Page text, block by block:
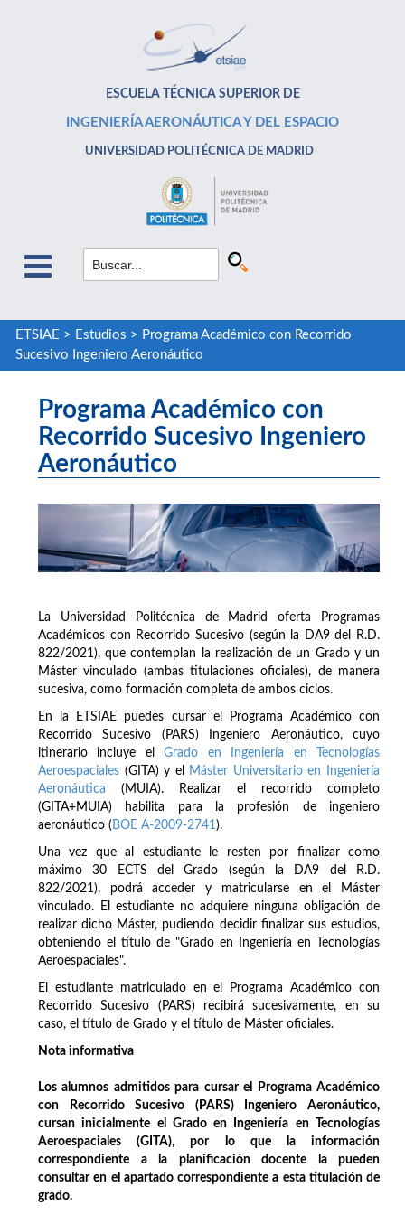
ESCUELA TÉCNICA SUPERIOR DE
INGENIERÍA AERONÁUTICA Y DEL ESPACIO
UNIVERSIDAD POLITÉCNICA DE MADRID
ETSIAE > Estudios > Programa Académico con Recorrido
Sucesivo Ingeniero Aeronáutico
Programa Académico con
Recorrido Sucesivo Ingeniero
Aeronáutico
La Universidad Politécnica de Madrid oferta Programas
Académicos con Recorrido Sucesivo (según la DA9 del R.D.
822/2021), que contemplan la realización de un Grado y un
Máster vinculado (ambas titulaciones oficiales), de manera
sucesiva, como formación completa de ambos ciclos.
En la ETSIAE puedes cursar el Programa Académico con
Recorrido Sucesivo (PARS) Ingeniero Aeronáutico, cuyo
itinerario incluye elGrado en Ingeniería en Tecnologías
Aeroespaciales (GITA) y el
Máster Universitario en Ingeniería
Aeronáutica (MUIA). Realizar el recorrido completo
(GITA+MUIA) habilita para la profesión de ingeniero
aeronáutico ( BOE A-2009-2741).
Una vez que al estudiante le resten por finalizar como
máximo 30 ECTS del Grado (según la DA9 del R.D.
822/2021), podrá acceder y matricularse en el Máster
vinculado. El estudiante no adquiere ninguna obligación de
realizar dicho Máster, pudiendo decidir finalizar sus estudios,
obteniendo el título de "Grado en Ingeniería en Tecnologías
Aeroespaciales".
El estudiante matriculado en el Programa Académico con
Recorrido Sucesivo (PARS) recibirá sucesivamente, en su
caso, el título de Grado y el título de Máster oficiales.
Nota informativa
Los alumnos admitidos para cursar el Programa Académico
con Recorrido Sucesivo (PARS) Ingeniero Aeronáutico,
cursan inicialmente el Grado en Ingeniería en Tecnologías
Aeroespaciales (GITA), por lo que la información
correspondiente a la planificación docente la pueden
consultar en el apartado correspondiente a esta titulación de
grado.